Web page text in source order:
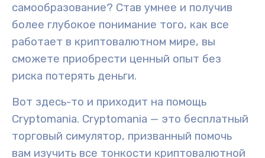
самообразование? Став умнее и получив
более глубокое понимание того, как все
работает в криптовалютном мире, вы
сможете приобрести ценный опыт без
риска потерять деньги.
Вот здесь-то и приходит на помощь
Cryptomania. Cryptomania — это бесплатный
торговый симулятор, призванный помочь
вам изучить все тонкости криптовалютной